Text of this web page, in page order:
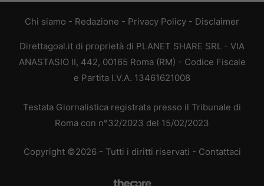
Chi siamo - Redazione - Privacy Policy - Disclaimer
Direttagoal.it di proprietà di PLANET SHARE SRL - VIA
ANASTASIO II, 442, 00165 Roma (RM) - Codice Fiscale
e Partita I.V.A. 13461621008
Testata Giornalistica registrata presso il Tribunale di
Roma con n°32/2023 del 15/02/2023
Copyright ©2026 - Tutti i diritti riservati - Contattaci